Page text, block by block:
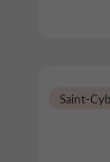
Saint-